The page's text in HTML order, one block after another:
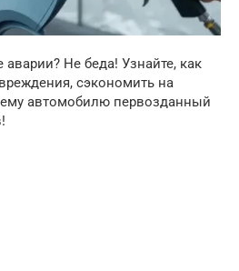
Не беда! Узнайте, как
сэкономить на
автомобилю первозданный